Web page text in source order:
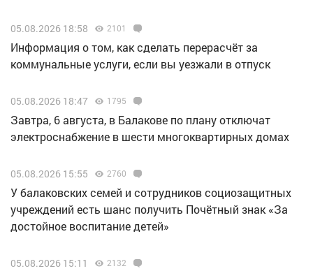
05.08.2026 18:58 2101
Информация о том, как сделать перерасчёт за
коммунальные услуги, если вы уезжали в отпуск
05.08.2026 18:47 1795
Завтра, 6 августа, в Балакове по плану отключат
электроснабжение в шести многоквартирных домах
05.08.2026 15:55 2760
У балаковских семей и сотрудников социозащитных
учреждений есть шанс получить Почётный знак «За
достойное воспитание детей»
05.08.2026 15:11 2132